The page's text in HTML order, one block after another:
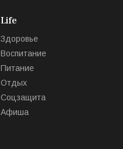
Life
Здоровье
Воспитание
Питание
Отдых
Соцзащита
Афиша